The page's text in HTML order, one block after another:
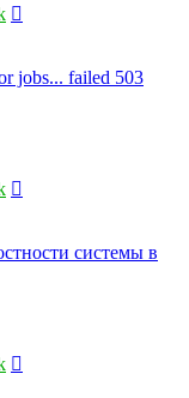
jobs... failed 503
системы в